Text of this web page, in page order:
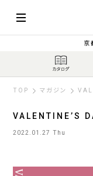
京
TOP マガジン
VALENTINE’S
2022.01.27 Thu